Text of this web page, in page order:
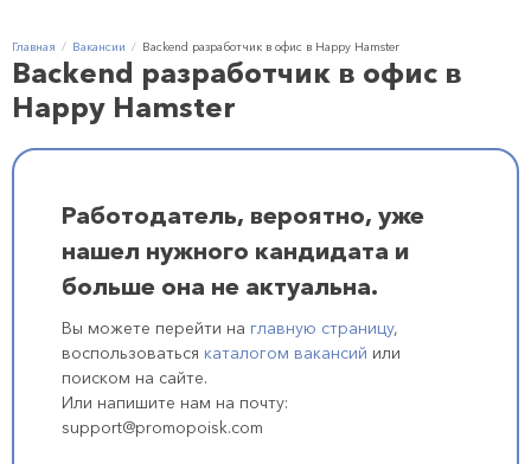
Главная Вакансии Backend разработчик в офис в Happy Hamster
Backend разработчик в офис в
Happy Hamster
Работодатель, вероятно, уже
нашел нужного кандидата и
больше она не актуальна.
Вы можете перейти на главную страницу,
воспользоваться каталогом вакансий или
поиском на сайте.
Или напишите нам на почту:
support@promopoisk.com